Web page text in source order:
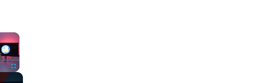
×
Fullscreen